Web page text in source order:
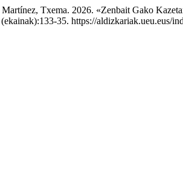
Martínez, Txema. 2026. «Zenbait Gako
35. https://aldizkariak.ueu.eus/